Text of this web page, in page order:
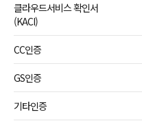
클라우드서비스 확인서
(KACI)
CC인증
GS인증
기타인증